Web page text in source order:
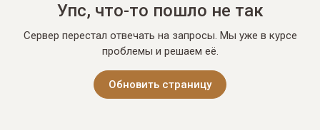
Упс, что-то пошло не так
Сервер перестал отвечать на запросы. Мы уже в курсе
проблемы и решаем её.
Обновить страницу